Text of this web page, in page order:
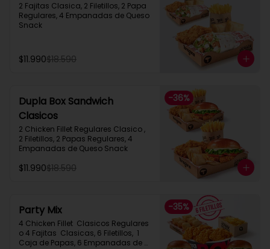
2 Fajitas Clasica, 2 Filetillos, 2 Papa
Regulares, 4 Empanadas de Queso
Snack
$11.990$18.590
-36%
Dupla Box Sandwich
Clasicos
2 Chicken Fillet Regulares Clasico ,
2 Filetillos, 2 Papas Regulares, 4
Empanadas de Queso Snack
$11.990$18.590
-35%
Party Mix
4 Chicken Fillet  Clasicos Regulares
o 4 Fajitas  Clasicas, 6 Filetillos,  1
Caja de Papas, 6 Empanadas de